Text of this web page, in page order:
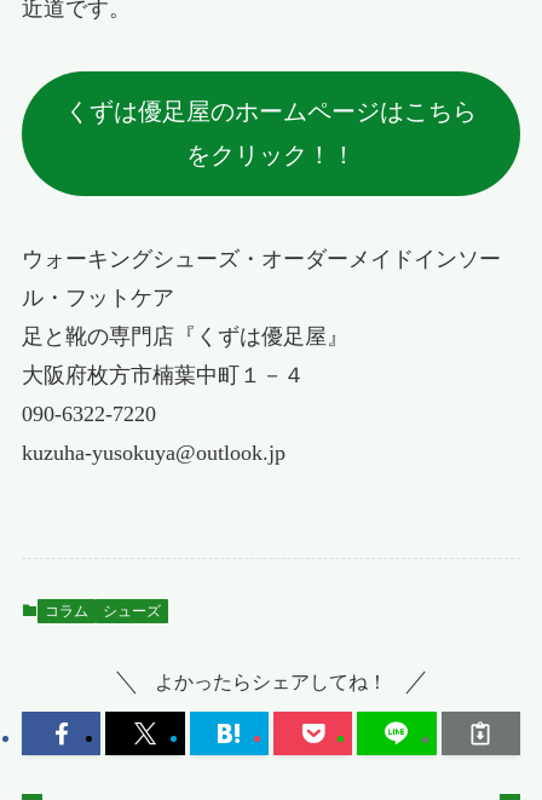
近道です。
くずは優足屋のホームページはこちら
をクリック！！
ウォーキングシューズ・オーダーメイドインソー
ル・フットケア
足と靴の専門店『くずは優足屋』
大阪府枚方市楠葉中町１－４
090-6322-7220
kuzuha-yusokuya@outlook.jp
コラム シューズ
よかったらシェアしてね！